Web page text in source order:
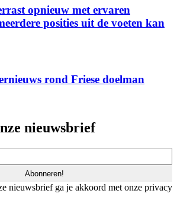
opnieuw met ervaren
posities uit de voeten kan
rond Friese doelman
nieuwsbrief
nieuwsbrief ga je akkoord met onze privacy